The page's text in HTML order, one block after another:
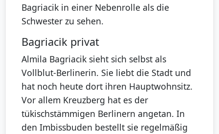
Bagriacik in einer Nebenrolle als die
Schwester zu sehen.
Bagriacik privat
Almila Bagriacik sieht sich selbst als
Vollblut-Berlinerin. Sie liebt die Stadt und
hat noch heute dort ihren Hauptwohnsitz.
Vor allem Kreuzberg hat es der
tükischstämmigen Berlinern angetan. In
den Imbissbuden bestellt sie regelmäßig